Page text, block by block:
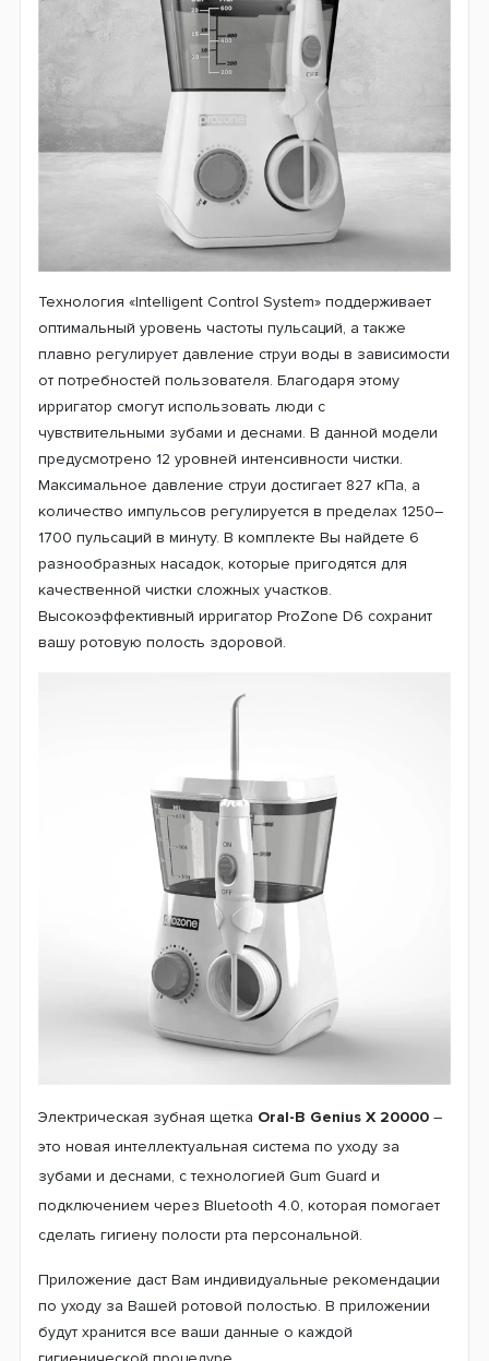
Технология «Intelligent Control System» поддерживает
оптимальный уровень частоты пульсаций, а также
плавно регулирует давление струи воды в зависимости
от потребностей пользователя. Благодаря этому
ирригатор смогут использовать люди с
чувствительными зубами и деснами. В данной модели
предусмотрено 12 уровней интенсивности чистки.
Максимальное давление струи достигает 827 кПа, а
количество импульсов регулируется в пределах 1250–
1700 пульсаций в минуту. В комплекте Вы найдете 6
разнообразных насадок, которые пригодятся для
качественной чистки сложных участков.
Высокоэффективный ирригатор ProZone D6 сохранит
вашу ротовую полость здоровой.
Электрическая зубная щетка Oral-B Genius X 20000 –
это новая интеллектуальная система по уходу за
зубами и деснами, с технологией Gum Guard и
подключением через Bluetooth 4.0, которая помогает
сделать гигиену полости рта персональной.
Приложение даст Вам индивидуальные рекомендации
по уходу за Вашей ротовой полостью. В приложении
будут хранится все ваши данные о каждой